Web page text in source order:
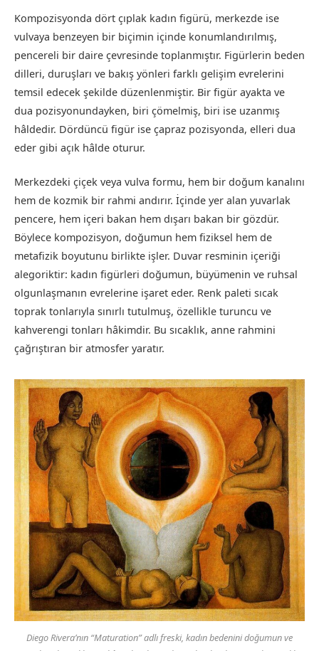
Kompozisyonda dört çıplak kadın figürü, merkezde ise
vulvaya benzeyen bir biçimin içinde konumlandırılmış,
pencereli bir daire çevresinde toplanmıştır. Figürlerin beden
dilleri, duruşları ve bakış yönleri farklı gelişim evrelerini
temsil edecek şekilde düzenlenmiştir. Bir figür ayakta ve
dua pozisyonundayken, biri çömelmiş, biri ise uzanmış
hâldedir. Dördüncü figür ise çapraz pozisyonda, elleri dua
eder gibi açık hâlde oturur.
Merkezdeki çiçek veya vulva formu, hem bir doğum kanalını
hem de kozmik bir rahmi andırır. İçinde yer alan yuvarlak
pencere, hem içeri bakan hem dışarı bakan bir gözdür.
Böylece kompozisyon, doğumun hem fiziksel hem de
metafizik boyutunu birlikte işler. Duvar resminin içeriği
alegoriktir: kadın figürleri doğumun, büyümenin ve ruhsal
olgunlaşmanın evrelerine işaret eder. Renk paleti sıcak
toprak tonlarıyla sınırlı tutulmuş, özellikle turuncu ve
kahverengi tonları hâkimdir. Bu sıcaklık, anne rahmini
çağrıştıran bir atmosfer yaratır.
Diego Rivera’nın “Maturation” adlı freski, kadın bedenini doğumun ve